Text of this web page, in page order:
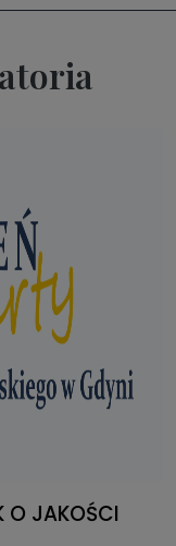
O JAKOŚCI